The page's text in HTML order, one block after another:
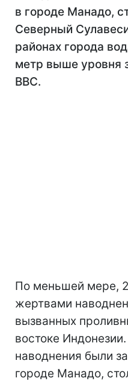
в городе Манадо,
Северный
районах города
метр выше уровня
BBC.
По меньшей мере,
жертвами
вызванных
востоке
наводнения были
городе Манадо,